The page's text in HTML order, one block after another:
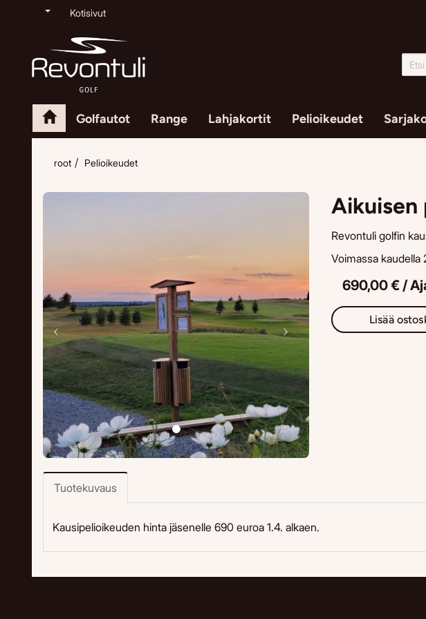
Kotisivut
Golfautot Range Lahjakortit Pelioikeudet
root Pelioikeudet
Aikuisen
Revontuli golfin
Voimassa
690,00 € /
Lisää
Tuotekuvaus
Kausipelioikeuden hinta jäsenelle 690 euroa 1.4. alkaen.